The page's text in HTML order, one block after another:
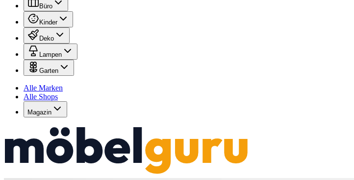
Büro
Kinder
Deko
Lampen
Garten
Alle Marken
Alle Shops
Magazin